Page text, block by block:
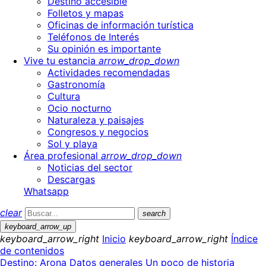
Folletos y mapas
Oficinas de información turística
Teléfonos de Interés
Su opinión es importante
Vive tu estancia arrow_drop_down
Actividades recomendadas
Gastronomía
Cultura
Ocio nocturno
Naturaleza y paisajes
Congresos y negocios
Sol y playa
Área profesional arrow_drop_down
Noticias del sector
Descargas
Whatsapp
clear
search
keyboard_arrow_up
keyboard_arrow_right Inicio keyboard_arrow_right Índice
de contenidos
Destino: Arona Datos generales Un poco de historia